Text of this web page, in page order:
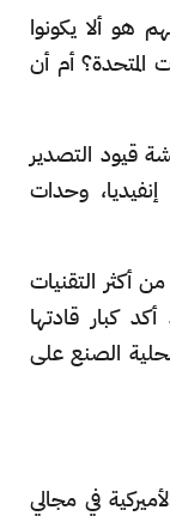
هو ألا يكونوا
المتحدة؟ أم أن
قيود التصدير
وحدات
أكثر التقنيات
كبار قادتها
الصنع على
في مجالي